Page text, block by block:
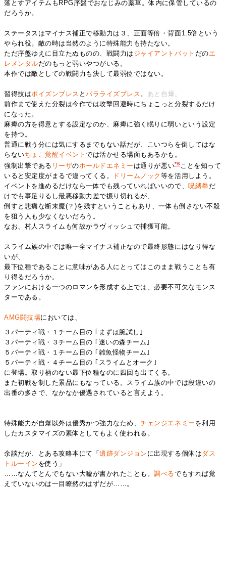
落とすアイテムもRPG序盤でおなじみの薬草。体内に保管しているの
だろうか。
ステータスはマイナス補正で移動力は３、正面等倍・背面1.5倍という
やられ役。敵の時は当然のように特殊能力も持たない。
ただ序盤ゆえに目立たぬものの、戦闘力は ジャイアントバット だのエ
レメンタルだのもっと弱いやつがいる。
本作では敵としての戦闘力も決して最弱位ではない。
習得技はポイズンブレス とパラライズブレス 。 あと自爆。
前作まで使えた分裂は今作では攻撃回避時にちょこっと分裂するだけ
になった。
麻痺の方を得意とする設定なのか、麻痺に強く眠りに弱いという設定
を持つ。
普通に戦う分には気にするまでもない話だが、こいつらを倒してはな
らないちょこ覚醒イベントでは活かせる場面もあるかも。
強制出撃である リーザのホールドエネミー は通りが悪い*6ことを知って
いると安定度がまるで違ってくる。
ドリームノック 等を活用しよう。
イベントを進めるだけなら一体でも残っていればいいので、呪縛拳 だ
けでも事足りるし最悪移動力差で振り切れるが、
倒すと悲痛な断末魔(？)を残すということもあり、一体も倒さない不殺
を狙う人も少なくないだろう。
なお、村人スライムも何故かラヴィッシュで捕獲可能。
スライム族の中では唯一全マイナス補正なので最終形態にはなり得な
いが、
最下位種であることに意味がある人にとってはこのまま戦うことも有
り得るだろうか。
ファンにおける一つのロマンを形成する上では、必要不可欠なモンス
ターである。
AMG闘技場においては、
３パーティ戦・１チーム目の ｢まずは腕試し｣
３パーティ戦・３チーム目の ｢迷いの森チーム｣
５パーティ戦・１チーム目の ｢雑魚怪物チーム｣
５パーティ戦・４チーム目の ｢スライムとオーク｣
に登場。取り柄のない最下位種なのに四回も出てくる。
また初戦を制した景品にもなっている。スライム族の中では段違いの
出番の多さで、なかなか優遇されていると言えよう。
特殊能力が自爆以外は優秀かつ強力なため、チェンジエネミー を利用
したカスタマイズの素体としてもよく使われる。
余談だが、とある攻略本にて「遺跡ダンジョン に出現する個体はダス
トルーイン を使う」
……なんてとんでもない大嘘が書かれたことも。調べるでもすれば覚
えていないのは一目瞭然のはずだが……。